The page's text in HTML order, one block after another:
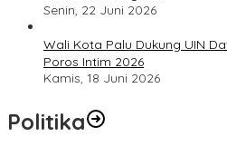
Senin, 22 Juni 2026
Wali Kota Palu Dukung UIN
Poros Intim 2026
Kamis, 18 Juni 2026
Politika